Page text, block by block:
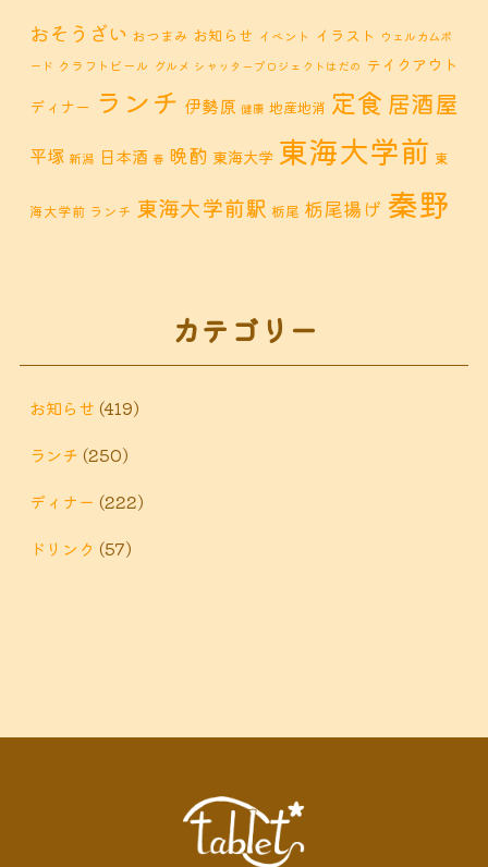
おそうざい おつまみ お知らせ イベント イラスト ウェルカムボ
ード クラフトビール グルメ シャッタープロジェクトはだの テイクアウト
ディナー ランチ 伊勢原 健康 地産地消 定食 居酒屋
平塚 新潟 日本酒 春 晩酌 東海大学 東海大学前 東
海大学前 ランチ 東海大学前駅 栃尾 栃尾揚げ 秦野
鶴巻 カフェ
ィナー鶴巻 ランチ
泉鶴巻温泉駅
カテゴリー
お知らせ (419)
ランチ (250)
ディナー (222)
ドリンク (57)